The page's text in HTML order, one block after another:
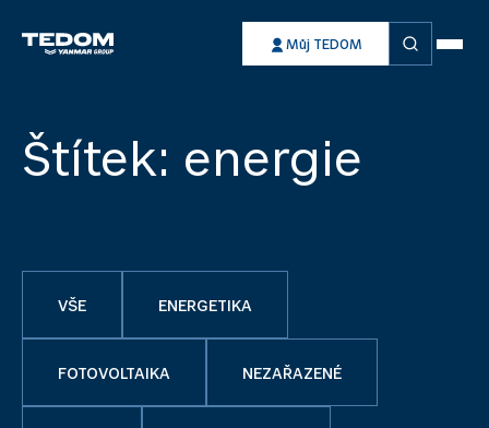
Můj TEDOM Vyhledávání
Štítek: energie
VŠE ENERGETIKA
FOTOVOLTAIKA NEZAŘAZENÉ